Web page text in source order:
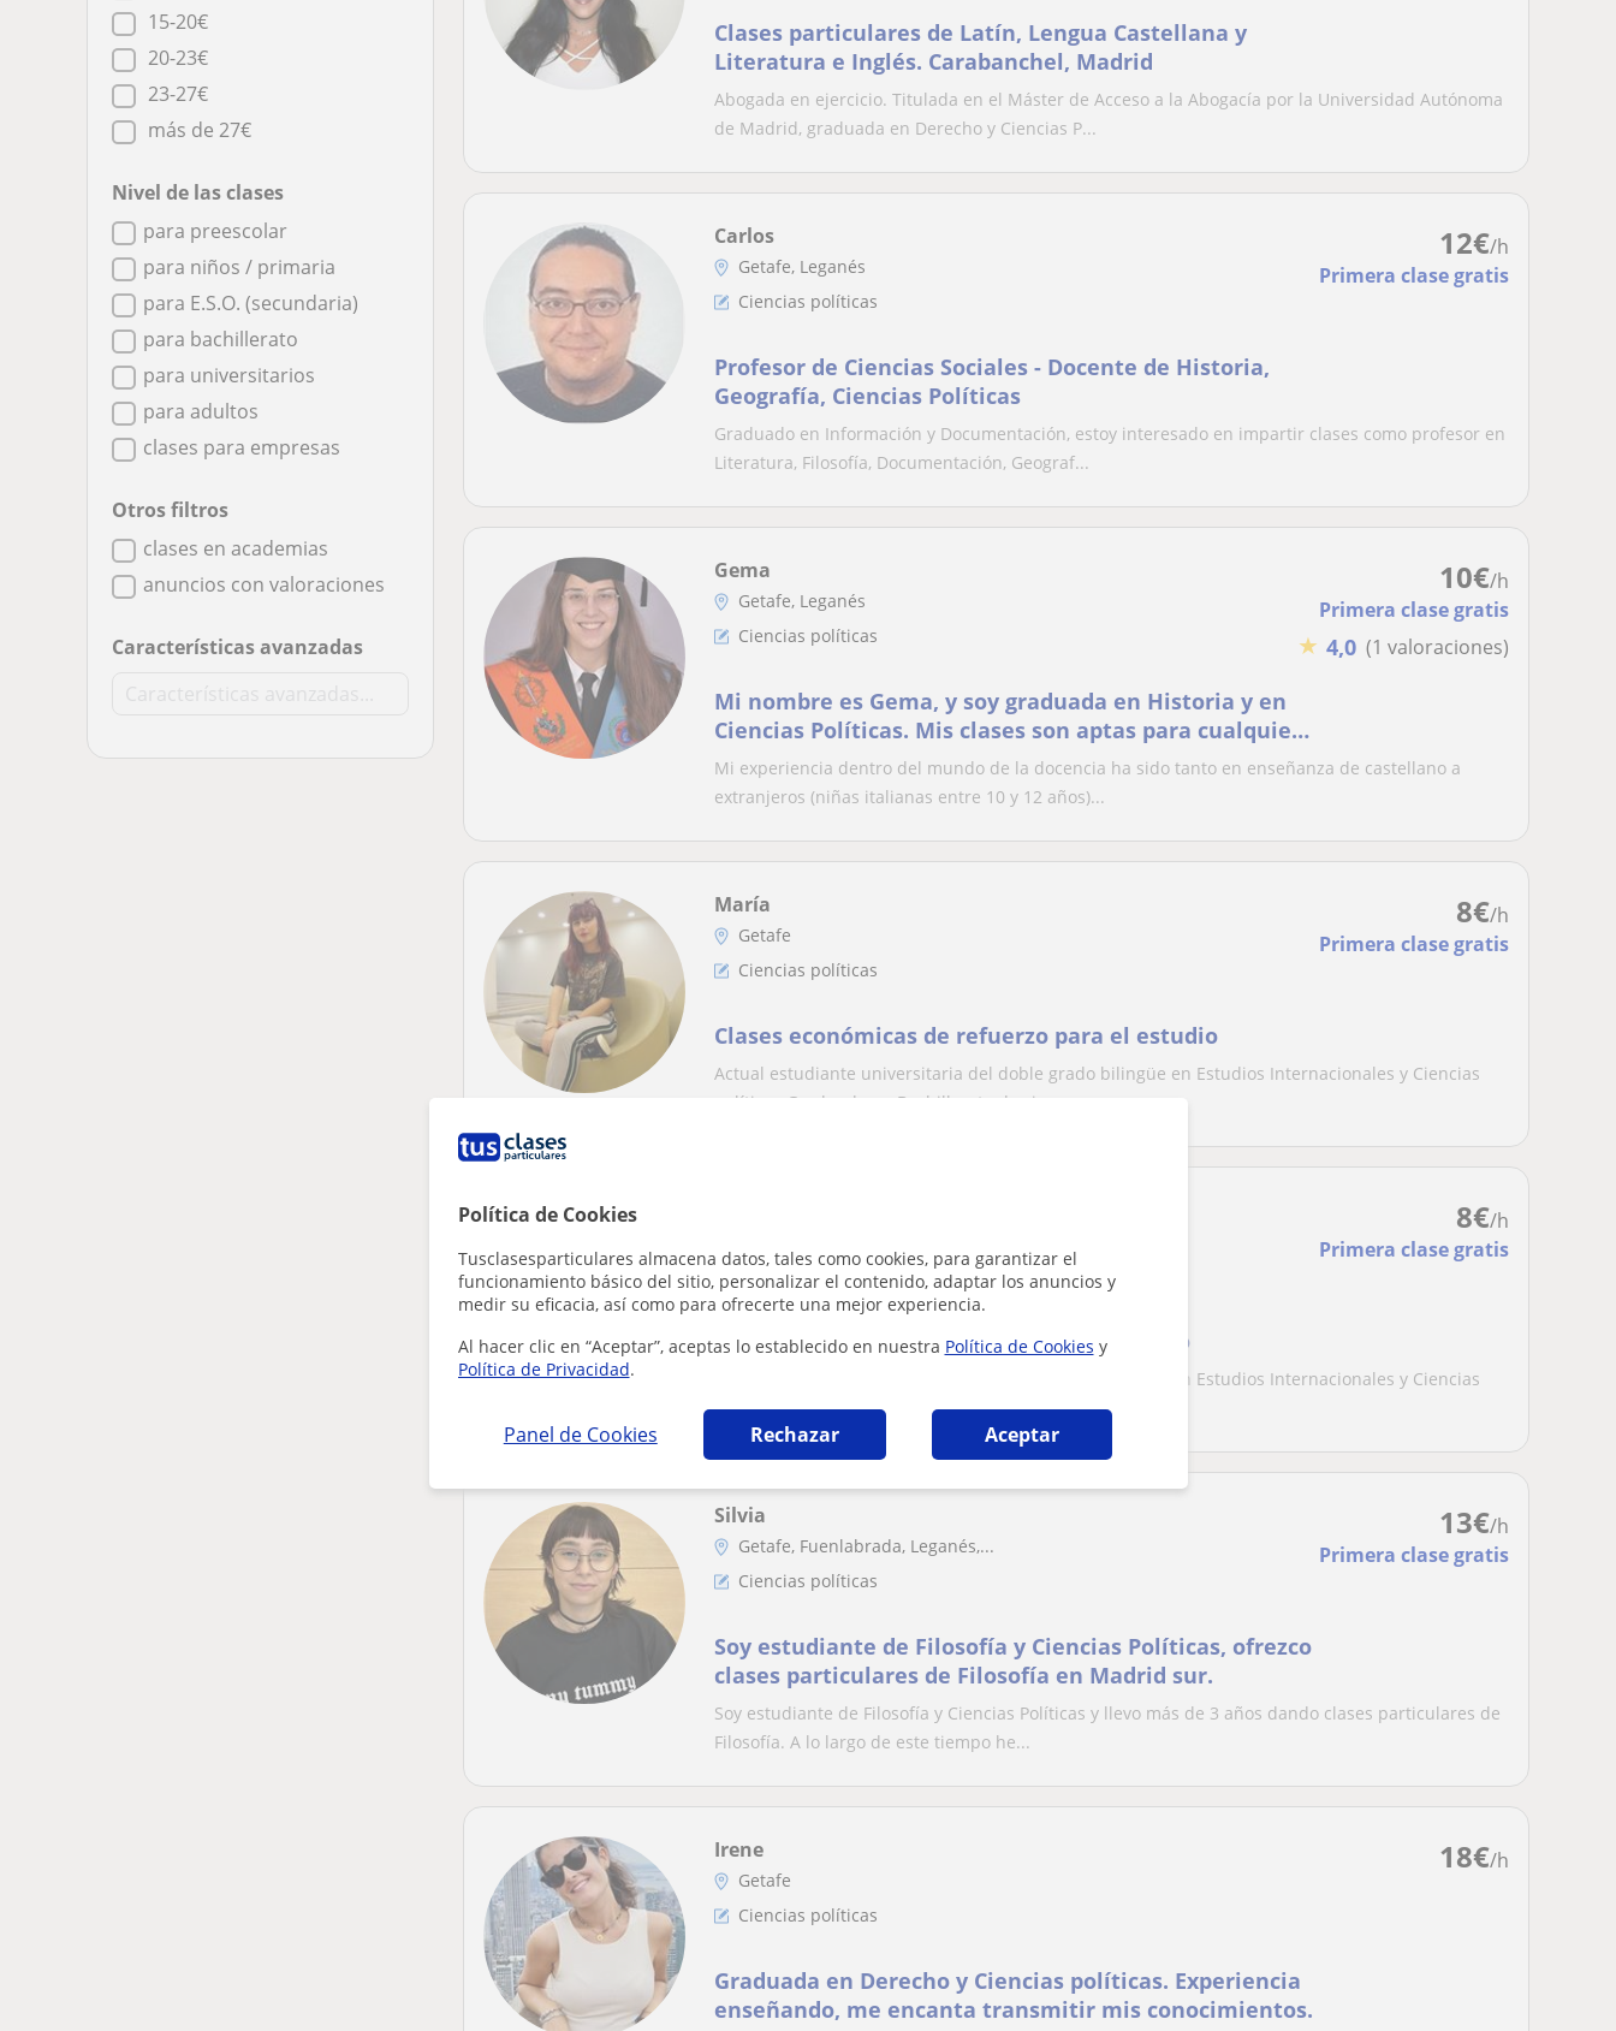
Política de Cookies
Tusclasesparticulares almacena datos, tales como cookies, para garantizar el
funcionamiento básico del sitio, personalizar el contenido, adaptar los anuncios y
medir su eficacia, así como para ofrecerte una mejor experiencia.
Al hacer clic en “Aceptar”, aceptas lo establecido en nuestra Política de Cookies y
Política de Privacidad.
Panel de Cookies Rechazar Aceptar
15-20€
20-23€
23-27€
más de 27€
Nivel de las clases
para preescolar
para niños / primaria
para E.S.O. (secundaria)
para bachillerato
para universitarios
para adultos
clases para empresas
Otros filtros
clases en academias
anuncios con valoraciones
Características avanzadas
Clases particulares de Latín, Lengua Castellana y
Literatura e Inglés. Carabanchel, Madrid
Abogada en ejercicio. Titulada en el Máster de Acceso a la Abogacía por la Universidad Autónoma
de Madrid, graduada en Derecho y Ciencias P...
12€/h
Primera clase gratis
Carlos
Getafe, Leganés
Ciencias políticas
Profesor de Ciencias Sociales - Docente de Historia,
Geografía, Ciencias Políticas
Graduado en Información y Documentación, estoy interesado en impartir clases como profesor en
Literatura, Filosofía, Documentación, Geograf...
10€/h
Primera clase gratis
★ 4,0 (1 valoraciones)
Gema
Getafe, Leganés
Ciencias políticas
Mi nombre es Gema, y soy graduada en Historia y en
Ciencias Políticas. Mis clases son aptas para cualquier
tipo de público, independientemente de la edad
Mi experiencia dentro del mundo de la docencia ha sido tanto en enseñanza de castellano a
extranjeros (niñas italianas entre 10 y 12 años)...
8€/h
Primera clase gratis
María
Getafe
Ciencias políticas
Clases económicas de refuerzo para el estudio
Actual estudiante universitaria del doble grado bilingüe en Estudios Internacionales y Ciencias
políticas.Graduada en Bachillerato de cienc...
8€/h
Primera clase gratis
Ciencias políticas
Clases económicas de apoyo para el estudio
Actual estudiante universitaria del doble grado bilingüe en Estudios Internacionales y Ciencias
políticas.Graduada en Bachillerato de cienc...
13€/h
Primera clase gratis
Silvia
Getafe, Fuenlabrada, Leganés,...
Ciencias políticas
Soy estudiante de Filosofía y Ciencias Políticas, ofrezco
clases particulares de Filosofía en Madrid sur.
Soy estudiante de Filosofía y Ciencias Políticas y llevo más de 3 años dando clases particulares de
Filosofía. A lo largo de este tiempo he...
18€/h
Irene
Getafe
Ciencias políticas
Graduada en Derecho y Ciencias políticas. Experiencia
enseñando, me encanta transmitir mis conocimientos.